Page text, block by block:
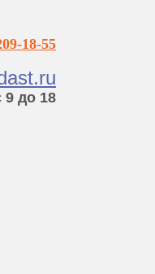
18-55
9 до 18